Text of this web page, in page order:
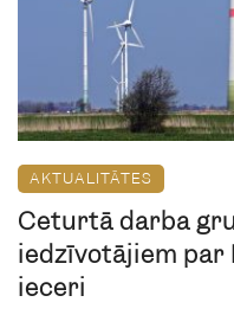
AKTUALITĀTES
Ceturtā darba
iedzīvotājiem par
ieceri